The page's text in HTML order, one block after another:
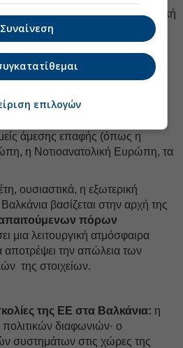
συνεργασίας» με την Ευρωπαϊκή
της δεκαετίας του 2000), η
μέσω της οικονομικής
συσσωρεύονταν οι αντιθέσεις
Βρυξελλών (αρχίζοντας από το
του 2000), τα στρατιωτικά και
προσκήνιο, καθιστώντας
μιας
άμεσης επαφής (όπως η
η Νοτιοανατολική Ευρώπη, τα
ουσιαστικά, η εξωτερική
βασίζεται στην αρχή της
πόρων
μια λειτουργική ατμόσφαιρα
την απώλεια των
της στοιχείων.
της ΕΕ στα Βαλκάνια: η
διαφωνιών· ο
συστημάτων στις χώρες της
Συναίνεση
επιλογών